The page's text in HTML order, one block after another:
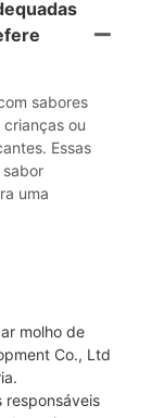
sabores
ou
Essas
sabor
uma
molho de
Co., Ltd